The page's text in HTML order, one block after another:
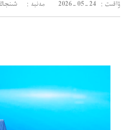
2026-05-24 ：ۋاقىت مەنبە： شىنجاڭ